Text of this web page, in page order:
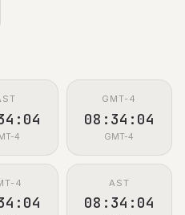
4
GMT-4
08:34:05
GMT-4
4 AST
08:34:05